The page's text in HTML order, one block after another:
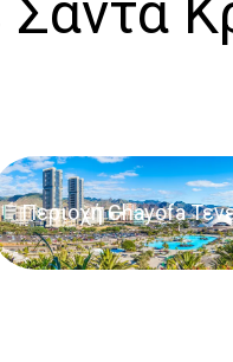
Σάντα
Περιοχή Chayofa